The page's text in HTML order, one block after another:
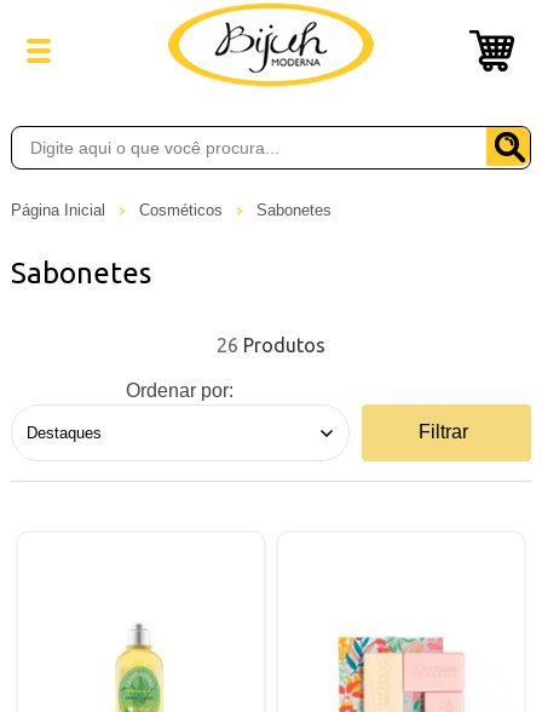
Página Inicial Cosméticos Sabonetes
Sabonetes
26
Ordenar por:
Filtrar